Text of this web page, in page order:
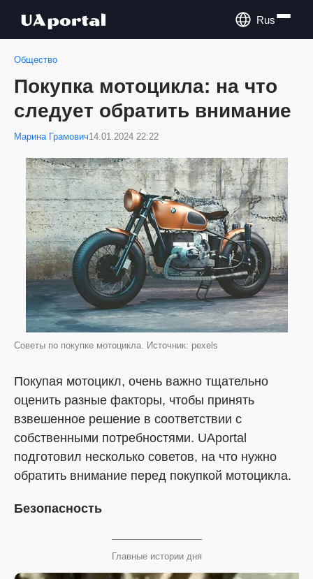
Rus
Общество
Покупка мотоцикла: на что
следует обратить внимание
Марина Грамович14.01.2024 22:22
Советы по покупке мотоцикла. Источник: pexels
Покупая мотоцикл, очень важно тщательно
оценить разные факторы, чтобы принять
взвешенное решение в соответствии с
собственными потребностями. UAportal
подготовил несколько советов, на что нужно
обратить внимание перед покупкой мотоцикла.
Безопасность
Главные истории дня